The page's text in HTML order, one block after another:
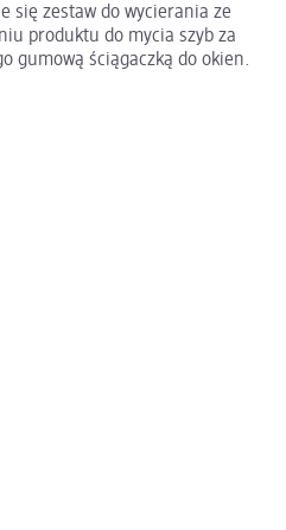
się zestaw do wycierania ze
produktu do mycia szyb za
gumową ściągaczką do okien.